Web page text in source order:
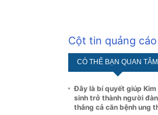
Cột tin quảng cáo
CÓ THỂ BẠN QUAN TÂM
Đây là bí quyết giúp
sinh trở thành người
thắng cả căn bệnh ung